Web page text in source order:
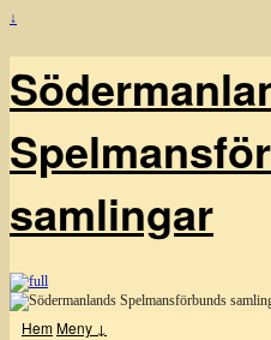
↓
samlingar
HemMeny ↓